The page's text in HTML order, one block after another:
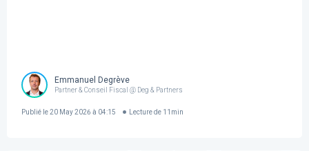
Emmanuel Degrève
Partner & Conseil Fiscal @ Deg & Partners
Publié le20 May 2026 à 04:15 Lecture de 11 min